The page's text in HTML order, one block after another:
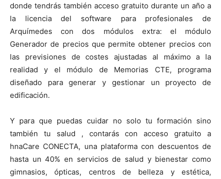
donde tendrás también acceso gratuito durante un año a
la licencia del software para profesionales de
Arquímedes con dos módulos extra: el módulo
Generador de precios que permite obtener precios con
las previsiones de costes ajustadas al máximo a la
realidad y el módulo de Memorias CTE, programa
diseñado para generar y gestionar un proyecto de
edificación.
Y para que puedas cuidar no solo tu formación sino
también tu salud , contarás con acceso gratuito a
hnaCare CONECTA, una plataforma con descuentos de
hasta un 40% en servicios de salud y bienestar como
gimnasios, ópticas, centros de belleza y estética,